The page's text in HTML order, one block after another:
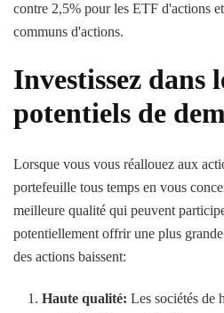
contre 2,5% pour les ETF d'actions
communs d'actions.
Investissez dans
potentiels de
Lorsque vous vous réallouez aux
portefeuille tous temps en vous
meilleure qualité qui peuvent
potentiellement offrir une plus
des actions baissent:
Haute qualité: Les sociétés de